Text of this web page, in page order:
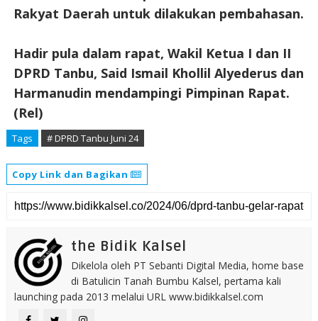
Rakyat Daerah untuk dilakukan pembahasan.
Hadir pula dalam rapat, Wakil Ketua I dan II
DPRD Tanbu, Said Ismail Khollil Alyederus dan
Harmanudin mendampingi Pimpinan Rapat.
(Rel)
Tags # DPRD Tanbu Juni 24
Copy Link dan Bagikan
the Bidik Kalsel
Dikelola oleh PT Sebanti Digital Media, home base
di Batulicin Tanah Bumbu Kalsel, pertama kali
launching pada 2013 melalui URL www.bidikkalsel.com